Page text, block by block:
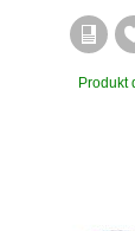
Produkt